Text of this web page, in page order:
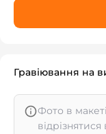
Гравіювання на
Фото в